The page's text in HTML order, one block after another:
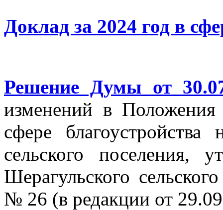
Доклад за 2024 год в
Решение Думы от
изменений в
сфере благоустройства
сельского поселения,
Шерагульского
№ 26 (в редакции от